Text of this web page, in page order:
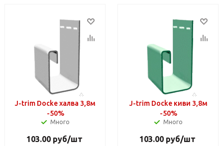
J-trim Docke халва 3,8м
-50%
Много
103.00руб/шт
J-trim Docke киви 3,8м
-50%
Много
103.00руб/шт